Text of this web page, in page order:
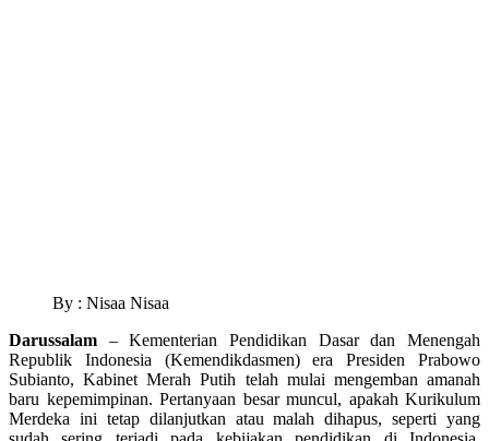
By : Nisaa Nisaa
Darussalam – Kementerian Pendidikan Dasar dan Menengah
Republik Indonesia (Kemendikdasmen) era Presiden Prabowo
Subianto, Kabinet Merah Putih telah mulai mengemban amanah
baru kepemimpinan. Pertanyaan besar muncul, apakah Kurikulum
Merdeka ini tetap dilanjutkan atau malah dihapus, seperti yang